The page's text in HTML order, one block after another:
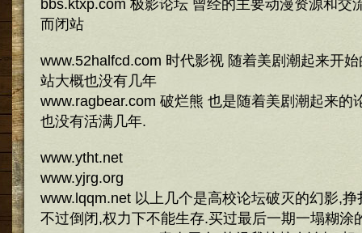
bbs.ktxp.com 极影论坛 曾经的主要动漫资源和交
而闭站
www.52halfcd.com 时代影视 随着美剧潮起来开
站大概也没有几年
www.ragbear.com 破烂熊 也是随着美剧潮起来的
也没有活满几年.
www.ytht.net
www.yjrg.org
www.lqqm.net 以上几个是高校论坛破灭的幻影,
不过倒闭,权力下不能生存.买过最后一期一塌糊涂